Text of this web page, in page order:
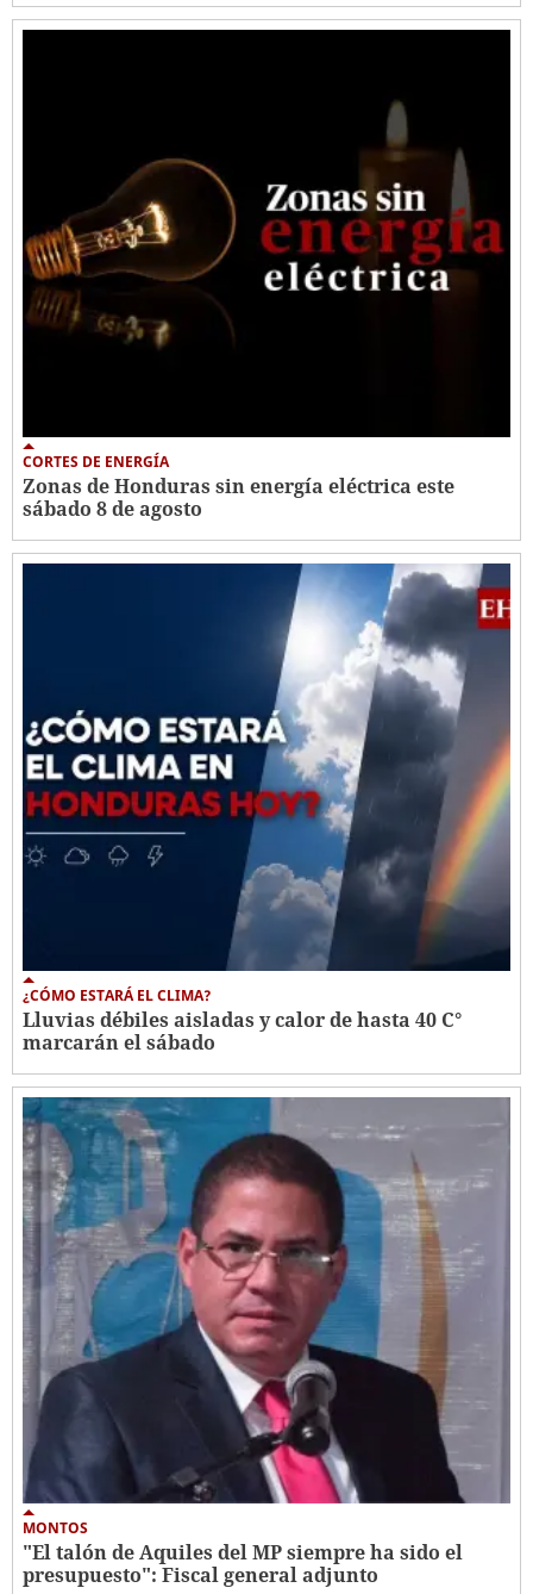
CORTES DE ENERGÍA
Zonas de Honduras sin energía eléctrica este
sábado 8 de agosto
¿CÓMO ESTARÁ EL CLIMA?
Lluvias débiles aisladas y calor de hasta 40 C°
marcarán el sábado
MONTOS
"El talón de Aquiles del MP siempre ha sido el
presupuesto": Fiscal general adjunto